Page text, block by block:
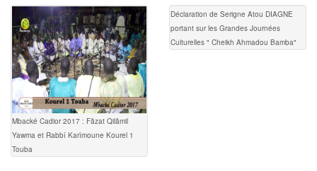
Mbacké Cadior 2017 : Fâzat Qilâmil
Yawma et Rabbî Karîmoune Kourel 1
Touba
Déclaration de Serigne Atou DIAGNE
portant sur les Grandes Journées
Culturelles " Cheikh Ahmadou Bamba"